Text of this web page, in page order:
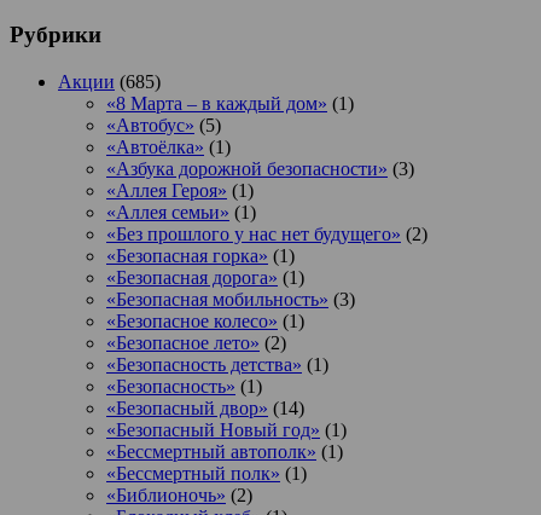
Рубрики
Акции (685)
«8 Марта – в каждый дом» (1)
«Автобус» (5)
«Автоёлка» (1)
«Азбука дорожной безопасности» (3)
«Аллея Героя» (1)
«Аллея семьи» (1)
«Без прошлого у нас нет будущего» (2)
«Безопасная горка» (1)
«Безопасная дорога» (1)
«Безопасная мобильность» (3)
«Безопасное колесо» (1)
«Безопасное лето» (2)
«Безопасность детства» (1)
«Безопасность» (1)
«Безопасный двор» (14)
«Безопасный Новый год» (1)
«Бессмертный автополк» (1)
«Бессмертный полк» (1)
«Библионочь» (2)